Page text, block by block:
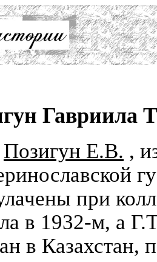
Гавриила
Позигун Е.В. ,
при
в 1932-м, а
в Казахстан,